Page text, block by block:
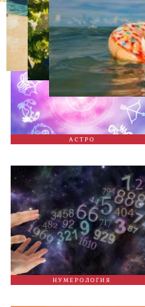
АСТРО
НУМЕРОЛОГИЯ